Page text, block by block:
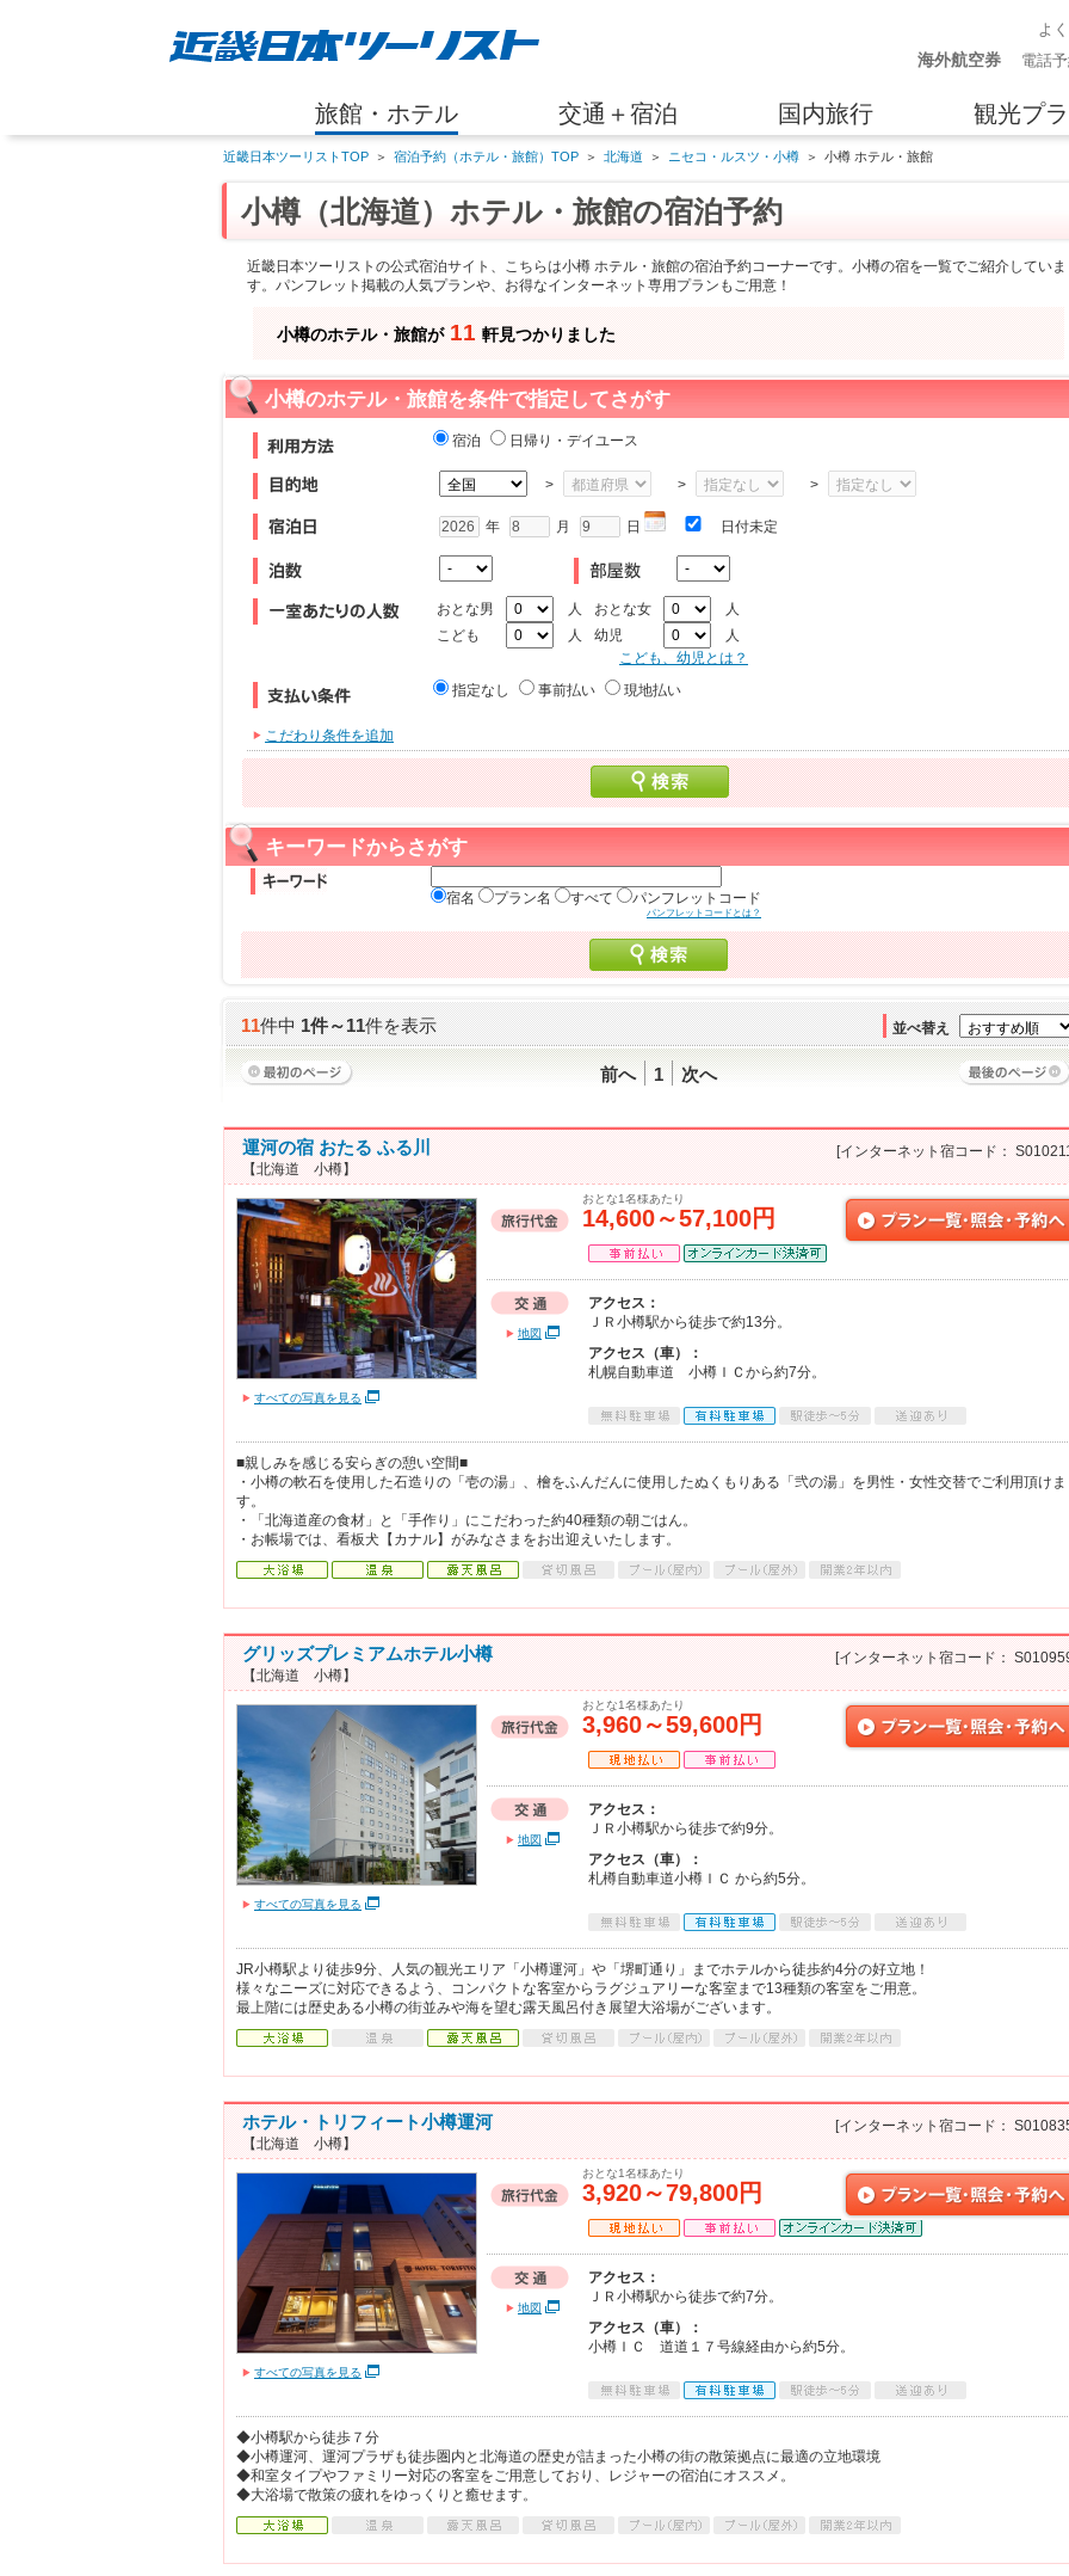
よ
海外航空券 電話
旅館・ホテル 交通＋宿泊 国内旅行 観光プ
近畿日本ツーリストTOP ＞ 宿泊予約（ホテル・旅館）TOP ＞ 北海道 ＞ ニセコ・ルスツ・小樽 ＞ 小樽 ホテル・旅館
小樽（北海道）ホテル・旅館の宿泊予約
近畿日本ツーリストの公式宿泊サイト、こちらは小樽 ホテル・旅館の宿泊予約コーナーです。小樽の宿を一覧でご紹介していま
す。パンフレット掲載の人気プランや、お得なインターネット専用プランもご用意！
小樽のホテル・旅館が 11 軒見つかりました
小樽のホテル・旅館を条件で指定してさがす
宿泊 日帰り・デイユース
> > >
年 月 日 日付未定
おとな男 人 おとな女
人
こども
人 幼児
人
こども、幼児とは？
指定なし
事前払い 現地払い
こだわり条件を追加
キーワードからさがす
宿名 プラン名 すべて パンフレットコード
パンフレットコードとは？
11件中1件～11件を表示 並べ替え
前へ 1 次へ
運河の宿 おたる ふる川
【北海道 小樽】
[インターネット宿コード：
すべての写真を見る
おとな1名様あたり
14,600～57,100円
地図
アクセス：
ＪＲ小樽駅から徒歩で約13分。
アクセス（車）：
札幌自動車道 小樽ＩＣから約7分。
■親しみを感じる安らぎの憩い空間■
・小樽の軟石を使用した石造りの「壱の湯」、檜をふんだんに使用したぬくもりある「弐の湯」を男性・女性交替でご利用頂けま
す。
・「北海道産の食材」と「手作り」にこだわった約40種類の朝ごはん。
・お帳場では、看板犬【カナル】がみなさまをお出迎えいたします。
グリッズプレミアムホテル小樽
【北海道 小樽】
[インターネット宿コード：
すべての写真を見る
おとな1名様あたり
3,960～59,600円
地図
アクセス：
ＪＲ小樽駅から徒歩で約9分。
アクセス（車）：
札樽自動車道小樽ＩＣ から約5分。
JR小樽駅より徒歩9分、人気の観光エリア「小樽運河」や「堺町通り」までホテルから徒歩約4分の好立地！
様々なニーズに対応できるよう、コンパクトな客室からラグジュアリーな客室まで13種類の客室をご用意。
最上階には歴史ある小樽の街並みや海を望む露天風呂付き展望大浴場がございます。
ホテル・トリフィート小樽運河
【北海道 小樽】
[インターネット宿コード：
すべての写真を見る
おとな1名様あたり
3,920～79,800円
地図
アクセス：
ＪＲ小樽駅から徒歩で約7分。
アクセス（車）：
小樽ＩＣ 道道１７号線経由から約5分。
◆小樽駅から徒歩７分
◆小樽運河、運河プラザも徒歩圏内と北海道の歴史が詰まった小樽の街の散策拠点に最適の立地環境
◆和室タイプやファミリー対応の客室をご用意しており、レジャーの宿泊にオススメ。
◆大浴場で散策の疲れをゆっくりと癒せます。